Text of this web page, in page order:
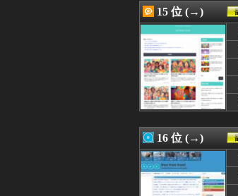
15 位 (→)
16 位 (→)